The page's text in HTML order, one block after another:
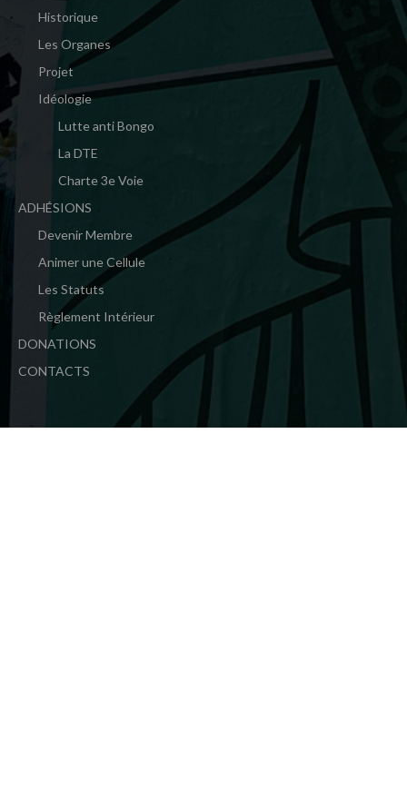
Historique
Les Organes
Projet
Idéologie
Lutte anti Bongo
La DTE
Charte 3e Voie
ADHÉSIONS
Devenir Membre
Animer une Cellule
Les Statuts
Règlement Intérieur
DONATIONS
CONTACTS